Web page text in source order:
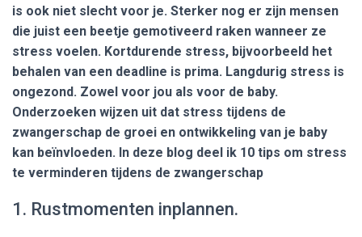
is ook niet slecht voor je. Sterker nog er zijn mensen
die juist een beetje gemotiveerd raken wanneer ze
stress voelen. Kortdurende stress, bijvoorbeeld het
behalen van een deadline is prima. Langdurig stress is
ongezond. Zowel voor jou als voor de baby.
Onderzoeken wijzen uit dat stress tijdens de
zwangerschap de groei en ontwikkeling van je baby
kan beïnvloeden. In deze blog deel ik 10 tips om stress
te verminderen tijdens de zwangerschap
1. Rustmomenten inplannen.